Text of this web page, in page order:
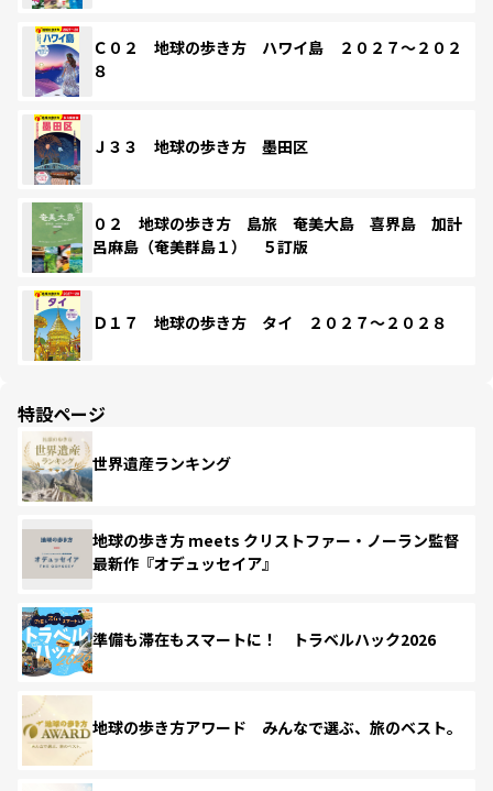
Ｃ０２ 地球の歩き方 ハワイ島 ２０２７～２０２
８
Ｊ３３ 地球の歩き方 墨田区
０２ 地球の歩き方 島旅 奄美大島 喜界島 加計
呂麻島（奄美群島１） ５訂版
Ｄ１７ 地球の歩き方 タイ ２０２７～２０２８
特設ページ
世界遺産ランキング
地球の歩き方 meets クリストファー・ノーラン監督
最新作『オデュッセイア』
準備も滞在もスマートに！ トラベルハック2026
地球の歩き方アワード みんなで選ぶ、旅のベスト。